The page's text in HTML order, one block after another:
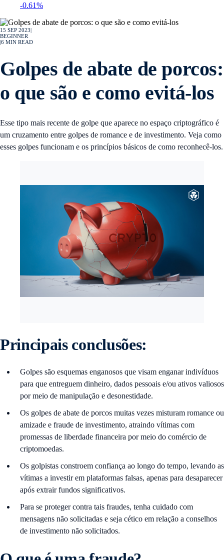
-0.61%
15 SEP 2023
BEGINNER
6 MIN READ
Golpes de abate de porcos:
o que são e como evitá-los
Esse tipo mais recente de golpe que aparece no espaço criptográfico é
um cruzamento entre golpes de romance e de investimento. Veja como
esses golpes funcionam e os princípios básicos de como reconhecê-los.
Principais conclusões:
Golpes são esquemas enganosos que visam enganar indivíduos
para que entreguem dinheiro, dados pessoais e/ou ativos valiosos
por meio de manipulação e desonestidade.
Os golpes de abate de porcos muitas vezes misturam romance ou
amizade e fraude de investimento, atraindo vítimas com
promessas de liberdade financeira por meio do comércio de
criptomoedas.
Os golpistas constroem confiança ao longo do tempo, levando as
vítimas a investir em plataformas falsas, apenas para desaparecer
após extrair fundos significativos.
Para se proteger contra tais fraudes, tenha cuidado com
mensagens não solicitadas e seja cético em relação a conselhos
de investimento não solicitados.